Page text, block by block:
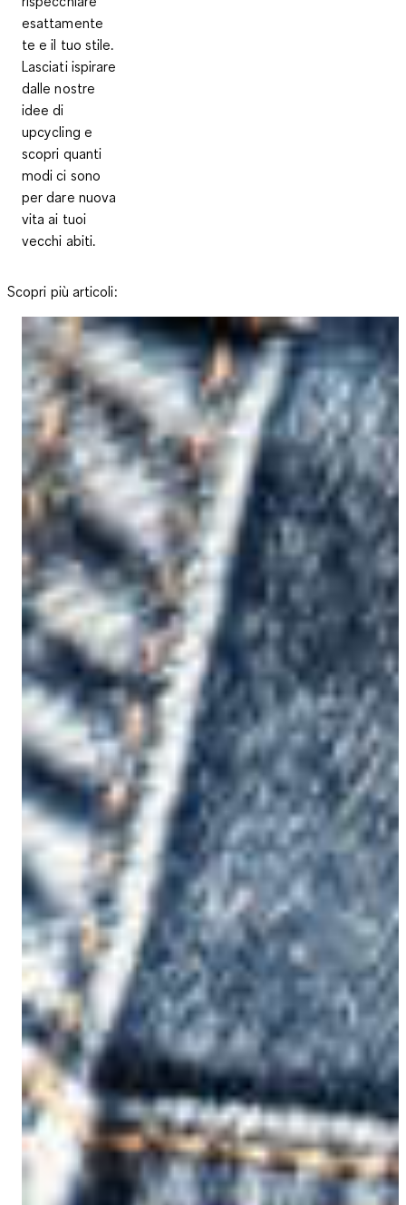
esattamente
te e il tuo stile.
Lasciati ispirare
dalle nostre
idee di
upcycling e
scopri quanti
modi ci sono
per dare nuova
vita ai tuoi
vecchi abiti.
Scopri più articoli: